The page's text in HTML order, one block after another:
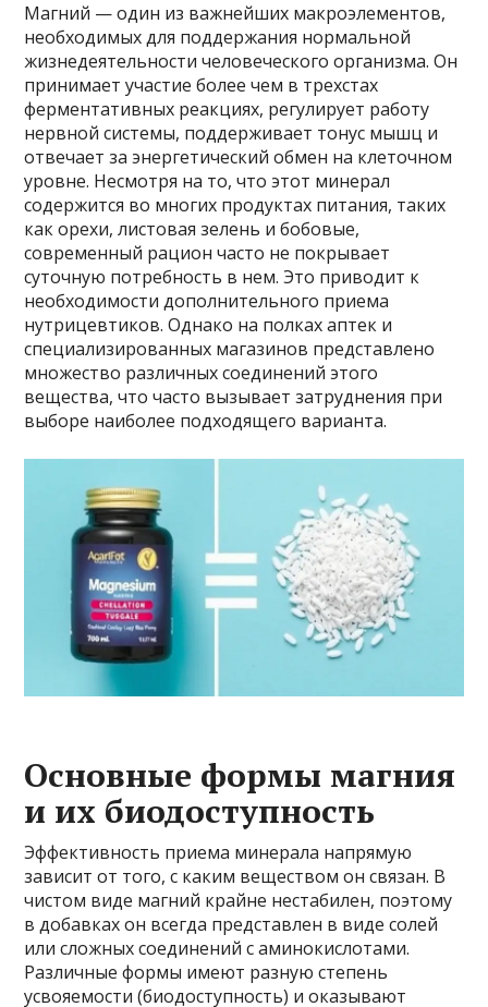
Магний — один из важнейших макроэлементов,
необходимых для поддержания нормальной
жизнедеятельности человеческого организма. Он
принимает участие более чем в трехстах
ферментативных реакциях, регулирует работу
нервной системы, поддерживает тонус мышц и
отвечает за энергетический обмен на клеточном
уровне. Несмотря на то, что этот минерал
содержится во многих продуктах питания, таких
как орехи, листовая зелень и бобовые,
современный рацион часто не покрывает
суточную потребность в нем. Это приводит к
необходимости дополнительного приема
нутрицевтиков. Однако на полках аптек и
специализированных магазинов представлено
множество различных соединений этого
вещества, что часто вызывает затруднения при
выборе наиболее подходящего варианта.
Основные формы магния
и их биодоступность
Эффективность приема минерала напрямую
зависит от того, с каким веществом он связан. В
чистом виде магний крайне нестабилен, поэтому
в добавках он всегда представлен в виде солей
или сложных соединений с аминокислотами.
Различные формы имеют разную степень
усвояемости (биодоступность) и оказывают